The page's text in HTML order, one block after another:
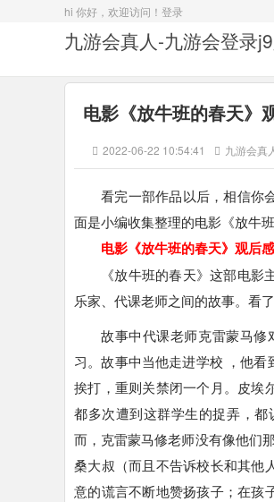
hi 你好，欢迎访问！ 登录
九游会真人-九游会登录
电影《放牛班的春天》
2022-06-22 10:54:41 九游会真
看完一部作品以后，相信你
面是小编收集整理的电影《放牛
电影《放牛班的春天》观后
《放牛班的春天》这部电
乐家、代课老师之间的故事。看
故事中代课老师克雷蒙马
习。故事中当他走进学校 ，他看
挨打，重则关禁闭一个月。皮埃
都多次遭到这群学生的捉弄，
而，克雷蒙马修老师没有像他们
桑大叔（而且不告诉校长和其他
意的谎言不断地赞扬孩子；在孩